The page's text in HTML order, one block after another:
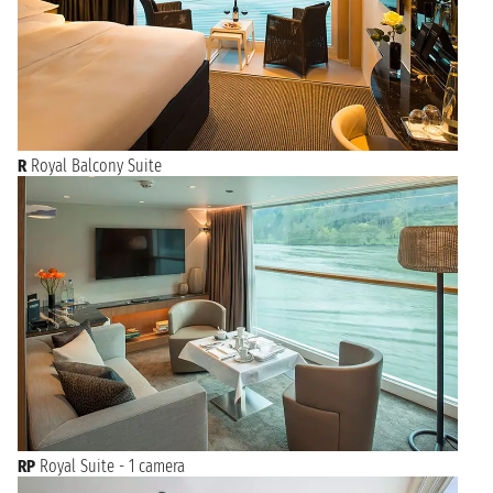
R Royal Balcony Suite
RP Royal Suite - 1 camera